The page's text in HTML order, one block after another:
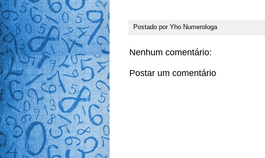
Postado por Yho Numerologa
Nenhum comentário:
Postar um comentário